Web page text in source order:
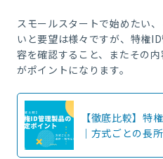
スモールスタートで始めたい
いと要望は様々ですが、特権
容を確認すること、またその
がポイントになります。
【徹底比較】特
｜方式ごとの長